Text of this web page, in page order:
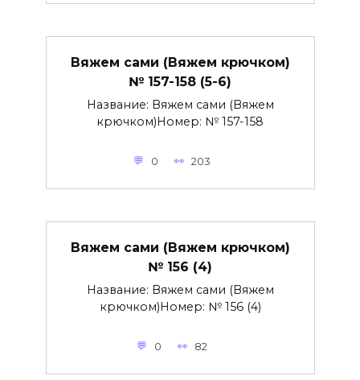
Вяжем сами (Вяжем крючком)
№ 157-158 (5-6)
Название: Вяжем сами (Вяжем
крючком)Номер: № 157-158
0 203
Вяжем сами (Вяжем крючком)
№ 156 (4)
Название: Вяжем сами (Вяжем
крючком)Номер: № 156 (4)
0 82